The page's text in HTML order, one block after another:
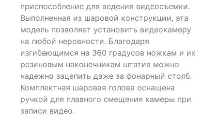
based
on
customer
ratings
приспособление для ведения видеосъемки.
Выполненная из шаровой конструкции, эта
модель позволяет установить видеокамеру
на любой неровности. Благодаря
изгибающимся на 360 градусов ножкам и их
резиновым наконечникам штатив можно
надежно зацепить даже за фонарный столб.
Комплектная шаровая голова оснащена
ручкой для плавного смещения камеры при
записи видео.